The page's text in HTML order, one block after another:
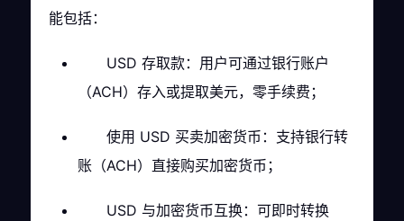
能包括：
USD 存取款：用户可通过银行账户
（ACH）存入或提取美元，零手续费；
使用 USD 买卖加密货币：支持银行转
账（ACH）直接购买加密货币；
USD 与加密货币互换：可即时转换